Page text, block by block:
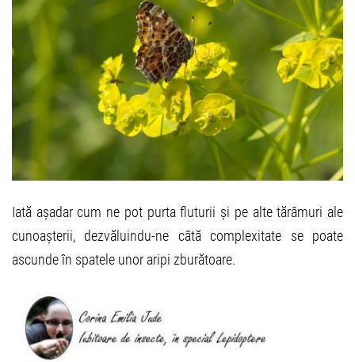
Iată așadar cum ne pot purta fluturii și pe alte tărâmuri ale
cunoașterii, dezvăluindu-ne câtă complexitate se poate
ascunde în spatele unor aripi zburătoare.